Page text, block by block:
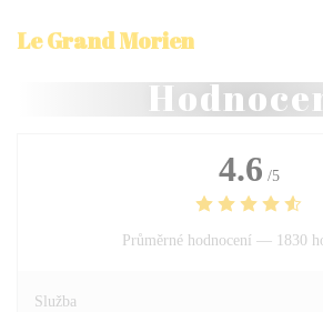
Le Grand Morien
4.6 /5
Průměrné hodnocení — 1830
Služba